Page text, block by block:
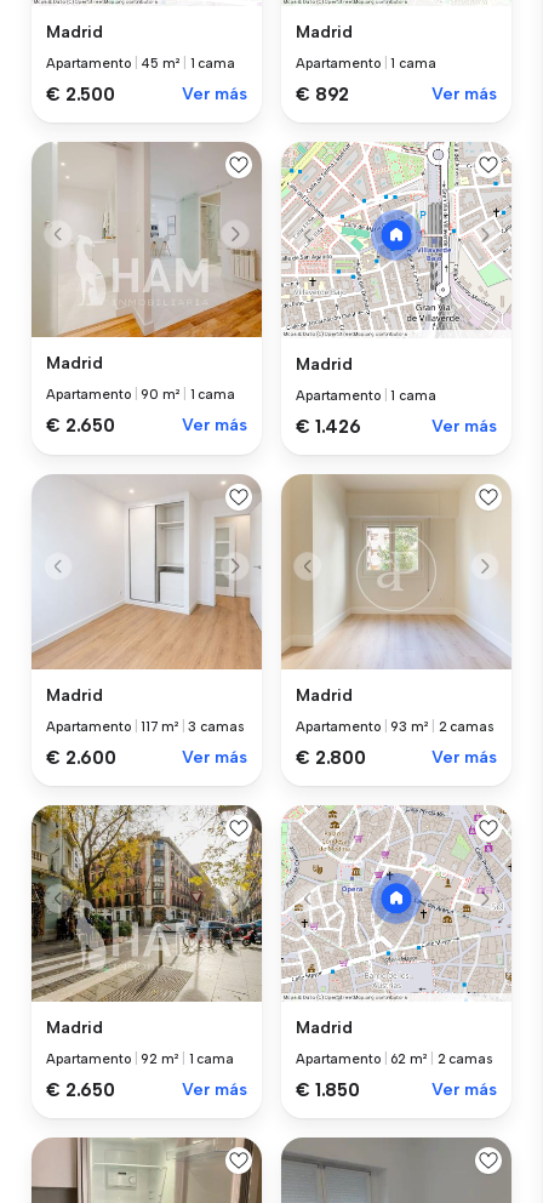
Madrid
Apartamento 45 m² 1 cama
€ 2.500 Ver más
Madrid
Apartamento |1 cama
€ 892 Ver más
Madrid
Apartamento |90 m² 1 cama
€ 2.650 Ver más
Madrid
Apartamento |1 cama
€ 1.426 Ver más
Madrid
Apartamento |117 m² |3 camas
€ 2.600 Ver más
Madrid
Apartamento |93 m² 2 camas
€ 2.800 Ver más
Madrid
Apartamento |92 m² 1 cama
€ 2.650 Ver más
Madrid
Apartamento 62 m² 2 camas
€ 1.850 Ver más